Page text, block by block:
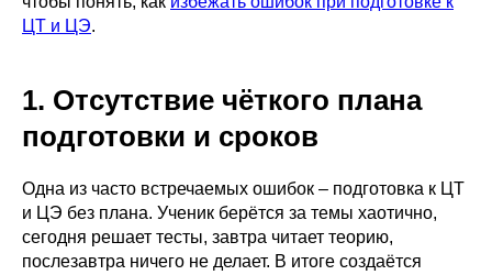
ЦТ и ЦЭ.
1. Отсутствие чёткого плана
подготовки и сроков
Одна из часто встречаемых ошибок – подготовка к ЦТ
и ЦЭ без плана. Ученик берётся за темы хаотично,
сегодня решает тесты, завтра читает теорию,
послезавтра ничего не делает. В итоге создаётся